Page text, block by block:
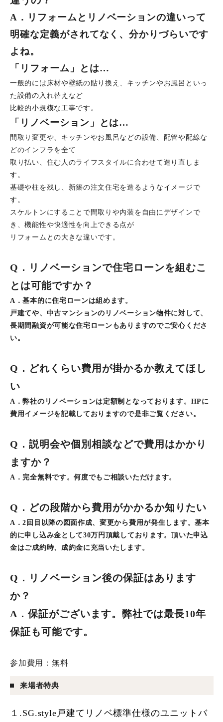
A ．リフォームとリノベーションの違いって
明確な定義がされてなく、分かりづらいです
よね。
「リフォーム」とは…
一般的には床材や壁紙の貼り換え、キッチンやお風呂といっ
た設備の入れ替えなど
比較的小規模な工事です。
「リノベーション」とは…
間取り変更や、キッチンやお風呂などの設備、配管や配線な
どのインフラを全て
取り払い、住む人のライフスタイルに合わせて造り直しま
す。
基礎や柱を残し、新築の注文住宅を造るようなイメージで
す。
スケルトンにすることで間取りや内装を自由にデザインで
き、機能性や快適性を向上できる点が
リフォームとの大きな違いです。
Q．リノベーションで住宅ローンを組むこ
とは可能ですか？
A．基本的に住宅ローンは組めます。
戸建てや、中古マンションのリノベーション物件に対して、
長期間融資が可能な住宅ローンもありますのでご安心くださ
い。
Q．どれくらい費用が掛かるか教えてほし
い
A．弊社のリノベーションは定額制となっております。HPに
費用イメージを記載しておりますので是非ご覧ください。
Q．説明会や個別相談などで費用はかかり
ますか？
A．完全無料です。何度でもご相談いただけます。
Q．どの段階から費用がかかるか知りたい
A．2回目以降の図面作成、変更から費用が発生します。基本
的に申し込み金として30万円頂戴しております。頂いた申込
金はご成約時、成約金に充当いたします。
Q．リノベーション後の保証はあります
か？
A．保証がございます。弊社では最長10年
保証も可能です。
参加費用：無料
来場者特典
１.SG.style戸建てリノベ標準仕様のユニットバ